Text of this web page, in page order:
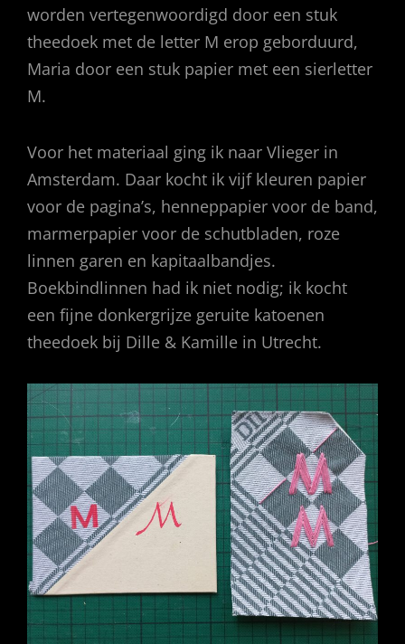
worden vertegenwoordigd door een stuk
theedoek met de letter M erop geborduurd,
Maria door een stuk papier met een sierletter
M.
Voor het materiaal ging ik naar Vlieger in
Amsterdam. Daar kocht ik vijf kleuren papier
voor de pagina’s, henneppapier voor de band,
marmerpapier voor de schutbladen, roze
linnen garen en kapitaalbandjes.
Boekbindlinnen had ik niet nodig; ik kocht
een fijne donkergrijze geruite katoenen
theedoek bij Dille & Kamille in Utrecht.